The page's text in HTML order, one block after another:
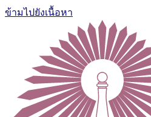
ข้ามไปยังเนื้อหา